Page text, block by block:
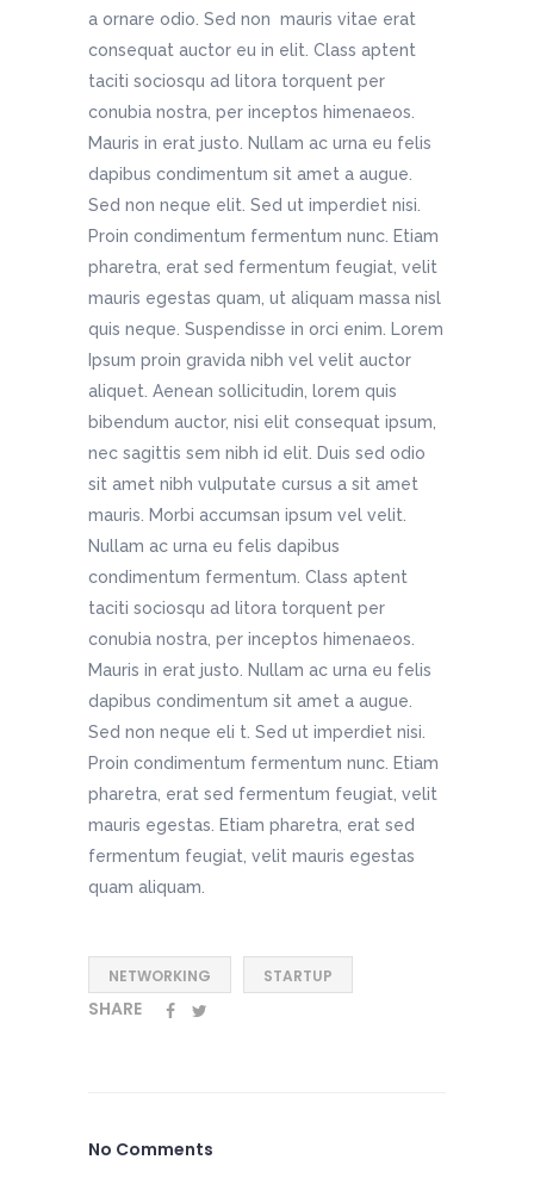
a ornare odio. Sed non mauris vitae erat
consequat auctor eu in elit. Class aptent
taciti sociosqu ad litora torquent per
conubia nostra, per inceptos himenaeos.
Mauris in erat justo. Nullam ac urna eu felis
dapibus condimentum sit amet a augue.
Sed non neque elit. Sed ut imperdiet nisi.
Proin condimentum fermentum nunc. Etiam
pharetra, erat sed fermentum feugiat, velit
mauris egestas quam, ut aliquam massa nisl
quis neque. Suspendisse in orci enim. Lorem
Ipsum proin gravida nibh vel velit auctor
aliquet. Aenean sollicitudin, lorem quis
bibendum auctor, nisi elit consequat ipsum,
nec sagittis sem nibh id elit. Duis sed odio
sit amet nibh vulputate cursus a sit amet
mauris. Morbi accumsan ipsum vel velit.
Nullam ac urna eu felis dapibus
condimentum fermentum. Class aptent
taciti sociosqu ad litora torquent per
conubia nostra, per inceptos himenaeos.
Mauris in erat justo. Nullam ac urna eu felis
dapibus condimentum sit amet a augue.
Sed non neque eli t. Sed ut imperdiet nisi.
Proin condimentum fermentum nunc. Etiam
pharetra, erat sed fermentum feugiat, velit
mauris egestas. Etiam pharetra, erat sed
fermentum feugiat, velit mauris egestas
quam aliquam.
NETWORKING STARTUP
SHARE
No Comments